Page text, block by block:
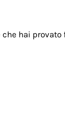
hai provato